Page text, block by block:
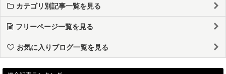
カテゴリ別記事一覧を見る
フリーページ一覧を見る
お気に入りブログ一覧を見る